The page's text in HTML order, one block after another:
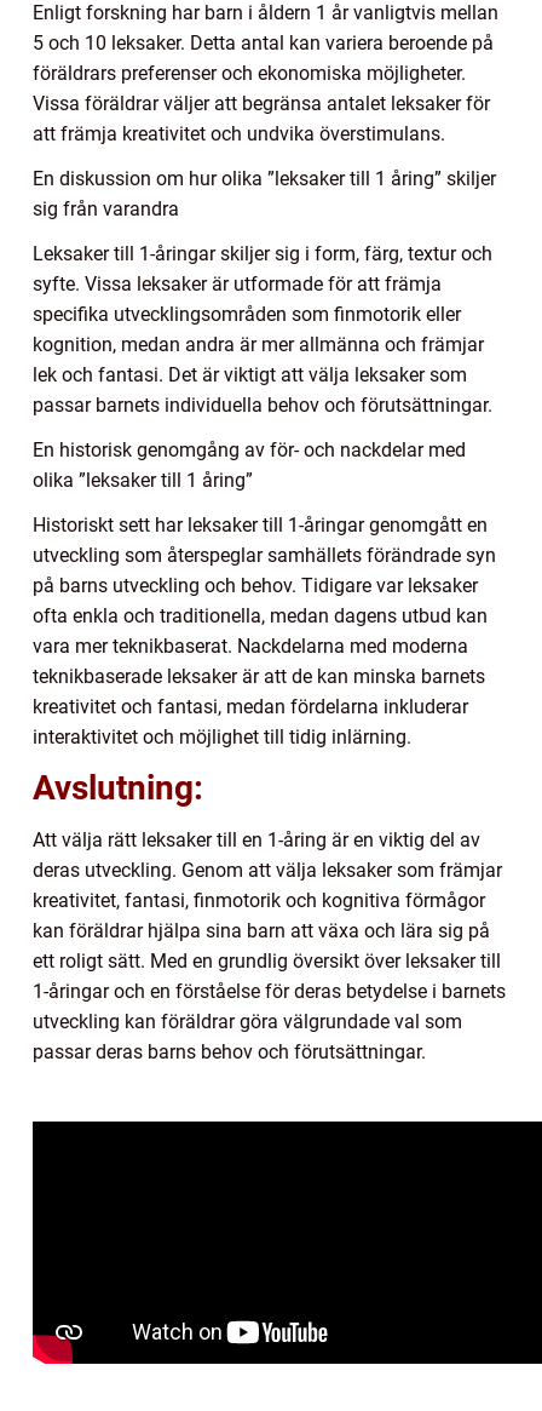
Enligt forskning har barn i åldern 1 år vanligtvis mellan
5 och 10 leksaker. Detta antal kan variera beroende på
föräldrars preferenser och ekonomiska möjligheter.
Vissa föräldrar väljer att begränsa antalet leksaker för
att främja kreativitet och undvika överstimulans.
En diskussion om hur olika ”leksaker till 1 åring” skiljer
sig från varandra
Leksaker till 1-åringar skiljer sig i form, färg, textur och
syfte. Vissa leksaker är utformade för att främja
specifika utvecklingsområden som finmotorik eller
kognition, medan andra är mer allmänna och främjar
lek och fantasi. Det är viktigt att välja leksaker som
passar barnets individuella behov och förutsättningar.
En historisk genomgång av för- och nackdelar med
olika ”leksaker till 1 åring”
Historiskt sett har leksaker till 1-åringar genomgått en
utveckling som återspeglar samhällets förändrade syn
på barns utveckling och behov. Tidigare var leksaker
ofta enkla och traditionella, medan dagens utbud kan
vara mer teknikbaserat. Nackdelarna med moderna
teknikbaserade leksaker är att de kan minska barnets
kreativitet och fantasi, medan fördelarna inkluderar
interaktivitet och möjlighet till tidig inlärning.
Avslutning:
Att välja rätt leksaker till en 1-åring är en viktig del av
deras utveckling. Genom att välja leksaker som främjar
kreativitet, fantasi, finmotorik och kognitiva förmågor
kan föräldrar hjälpa sina barn att växa och lära sig på
ett roligt sätt. Med en grundlig översikt över leksaker till
1-åringar och en förståelse för deras betydelse i barnets
utveckling kan föräldrar göra välgrundade val som
passar deras barns behov och förutsättningar.